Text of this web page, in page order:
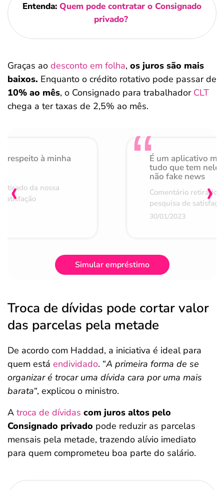
Entenda: Quem pode contratar o Consignado
privado?
Graças ao desconto em folha, os juros são mais
baixos. Enquanto o crédito rotativo pode passar de
10% ao mês, o Consignado para trabalhador CLT
chega a ter taxas de 2,5% ao mês.
respeito à minha
da nossa
É um aplicativo
tudo que tem nele
não fake news
Comentário retirado
pesquisa de
30/01/2023
‹ ›
Simular empréstimo
Troca de dívidas pode cortar valor
das parcelas pela metade
De acordo com Haddad, a iniciativa é ideal para
quem está endividado. “A primeira forma de se
organizar é trocar uma dívida cara por uma mais
barata“, explicou o ministro.
A troca de dívidas com juros altos pelo
Consignado privado pode reduzir as parcelas
mensais pela metade, trazendo alívio imediato
para quem comprometeu boa parte do salário.